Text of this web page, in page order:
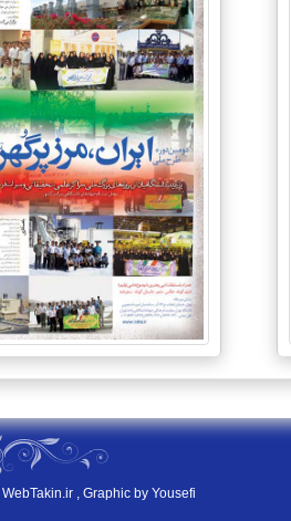
WebTakin.ir , Graphic by Yousefi